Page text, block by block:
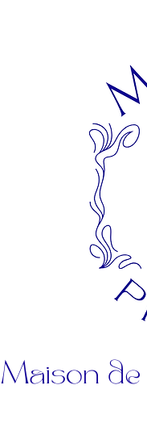
Maison